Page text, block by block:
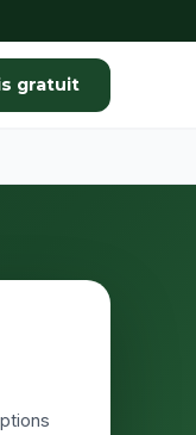
gratuit